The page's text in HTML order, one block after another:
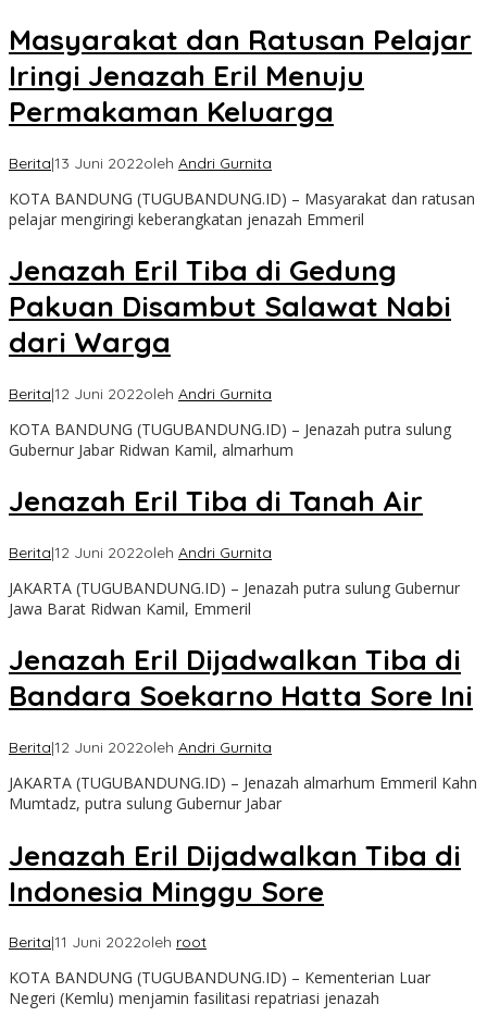
Masyarakat dan Ratusan Pelajar
Iringi Jenazah Eril Menuju
Permakaman Keluarga
Berita|13 Juni 2022oleh Andri Gurnita
KOTA BANDUNG (TUGUBANDUNG.ID) – Masyarakat dan ratusan
pelajar mengiringi keberangkatan jenazah Emmeril
Jenazah Eril Tiba di Gedung
Pakuan Disambut Salawat Nabi
dari Warga
Berita|12 Juni 2022oleh Andri Gurnita
KOTA BANDUNG (TUGUBANDUNG.ID) – Jenazah putra sulung
Gubernur Jabar Ridwan Kamil, almarhum
Jenazah Eril Tiba di Tanah Air
Berita|12 Juni 2022oleh Andri Gurnita
JAKARTA (TUGUBANDUNG.ID) – Jenazah putra sulung Gubernur
Jawa Barat Ridwan Kamil, Emmeril
Jenazah Eril Dijadwalkan Tiba di
Bandara Soekarno Hatta Sore Ini
Berita|12 Juni 2022oleh Andri Gurnita
JAKARTA (TUGUBANDUNG.ID) – Jenazah almarhum Emmeril Kahn
Mumtadz, putra sulung Gubernur Jabar
Jenazah Eril Dijadwalkan Tiba di
Indonesia Minggu Sore
Berita|11 Juni 2022oleh root
KOTA BANDUNG (TUGUBANDUNG.ID) – Kementerian Luar
Negeri (Kemlu) menjamin fasilitasi repatriasi jenazah